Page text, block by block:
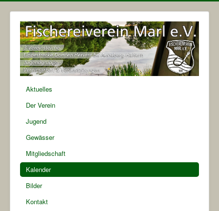
Aktuelles
Der Verein
Jugend
Gewässer
Mitgliedschaft
Kalender
Bilder
Kontakt